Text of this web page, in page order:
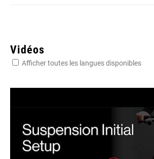
Vidéos
Afficher toutes les langues disponibles